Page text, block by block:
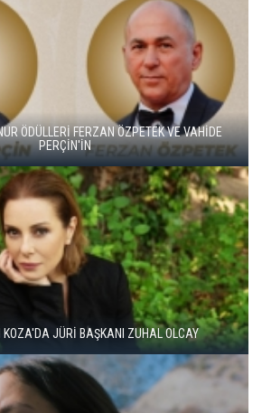
ÖDÜLLERİ FERZAN ÖZPETEK VE VAHİDE
PERÇİN'İN
JÜRİ BAŞKANI ZUHAL OLCAY